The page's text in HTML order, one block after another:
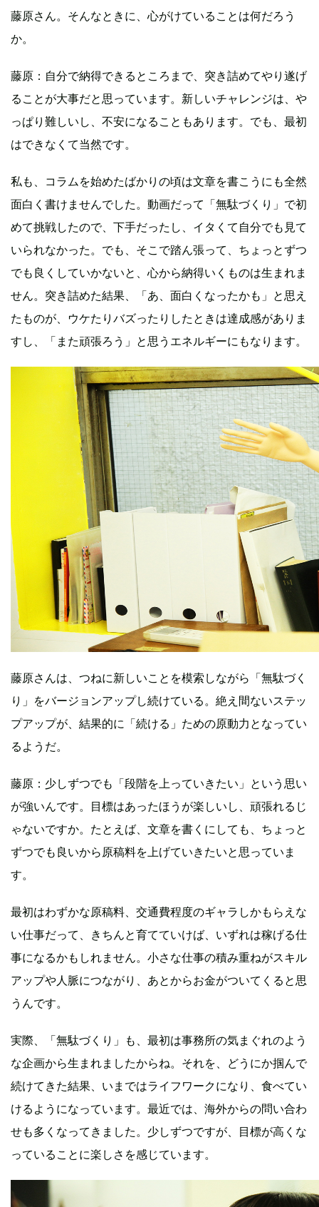
藤原さん。そんなときに、心がけていることは何だろう
か。
藤原：自分で納得できるところまで、突き詰めてやり遂げ
ることが大事だと思っています。新しいチャレンジは、や
っぱり難しいし、不安になることもあります。でも、最初
はできなくて当然です。
私も、コラムを始めたばかりの頃は文章を書こうにも全然
面白く書けませんでした。動画だって「無駄づくり」で初
めて挑戦したので、下手だったし、イタくて自分でも見て
いられなかった。でも、そこで踏ん張って、ちょっとずつ
でも良くしていかないと、心から納得いくものは生まれま
せん。突き詰めた結果、「あ、面白くなったかも」と思え
たものが、ウケたりバズったりしたときは達成感がありま
すし、「また頑張ろう」と思うエネルギーにもなります。
藤原さんは、つねに新しいことを模索しながら「無駄づく
り」をバージョンアップし続けている。絶え間ないステッ
プアップが、結果的に「続ける」ための原動力となってい
るようだ。
藤原：少しずつでも「段階を上っていきたい」という思い
が強いんです。目標はあったほうが楽しいし、頑張れるじ
ゃないですか。たとえば、文章を書くにしても、ちょっと
ずつでも良いから原稿料を上げていきたいと思っていま
す。
最初はわずかな原稿料、交通費程度のギャラしかもらえな
い仕事だって、きちんと育てていけば、いずれは稼げる仕
事になるかもしれません。小さな仕事の積み重ねがスキル
アップや人脈につながり、あとからお金がついてくると思
うんです。
実際、「無駄づくり」も、最初は事務所の気まぐれのよう
な企画から生まれましたからね。それを、どうにか掴んで
続けてきた結果、いまではライフワークになり、食べてい
けるようになっています。最近では、海外からの問い合わ
せも多くなってきました。少しずつですが、目標が高くな
っていることに楽しさを感じています。